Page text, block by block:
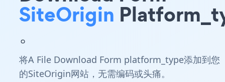
SiteOrigin
。
将A File Download Form platform_type添加到您
的SiteOrigin网站，无需编码或头痛。